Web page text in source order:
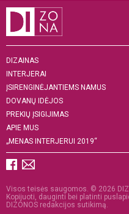
DIZAINAS
INTERJERAI
ĮSIRENGINĖJANTIEMS NAMUS
DOVANŲ IDĖJOS
PREKIŲ ĮSIGIJIMAS
APIE MUS
„MENAS INTERJERUI 2019“
Visos teisės saugomos. © 2026
Kopijuoti, dauginti bei platinti
DIZONOS redakcijos sutikimą.